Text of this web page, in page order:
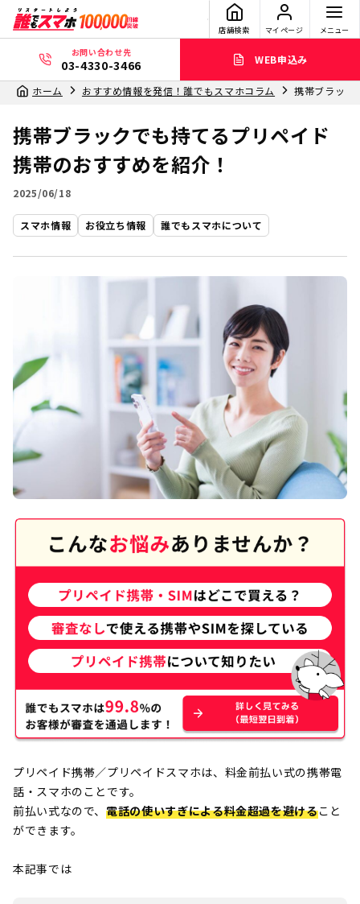
店舗検索 マイページ メニュー
お問い合わせ先
03-4330-3466 WEB申込み
ホーム おすすめ情報を発信！誰でもスマホコラム 携帯ブラック
携帯ブラックでも持てるプリペイド
携帯のおすすめを紹介！
2025/06/18
スマホ情報 お役立ち情報 誰でもスマホについて
プリペイド携帯／プリペイドスマホは、料金前払い式の携帯電
話・スマホのことです。
前払い式なので、電話の使いすぎによる料金超過を避けること
ができます。
本記事では